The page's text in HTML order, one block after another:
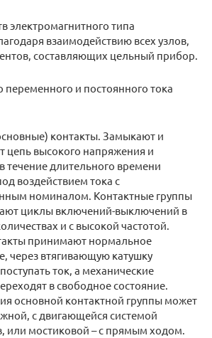
электромагнитного типа
взаимодействию всех узлов,
составляющих цельный прибор.
и постоянного тока
контакты. Замыкают и
цепь высокого напряжения и
течение длительного времени
воздействием тока с
номиналом. Контактные группы
циклы включений-выключений в
и с высокой частотой.
принимают нормальное
через втягивающую катушку
ток, а механические
в свободное состояние.
основной контактной группы может
с двигающейся системой
или мостиковой – с прямым ходом.